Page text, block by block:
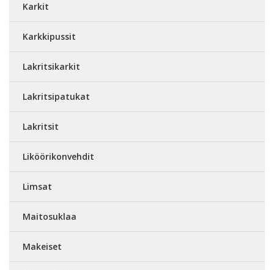
Karkit
Karkkipussit
Lakritsikarkit
Lakritsipatukat
Lakritsit
Liköörikonvehdit
Limsat
Maitosuklaa
Makeiset